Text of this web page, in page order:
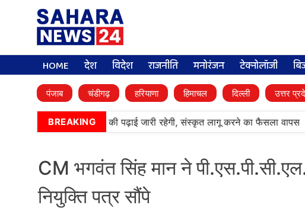
HOME देश विदेश राजनीति मनोरंजन टेक्नोलॉजी
पंजाब चंडीगढ़ हरियाणा हिमाचल दिल्ली उत्तर
BREAKING
पब्लिक स्कूलों में पंजाबी की पढ़ाई जारी रहेगी, संस्कृत लागू करने का फैसला वापस •श्री
CM भगवंत सिंह मान ने
नियुक्ति पत्र सौंपे